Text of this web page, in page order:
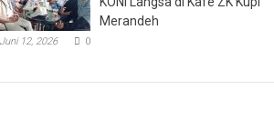
Merandeh
Juni 12, 2026 0